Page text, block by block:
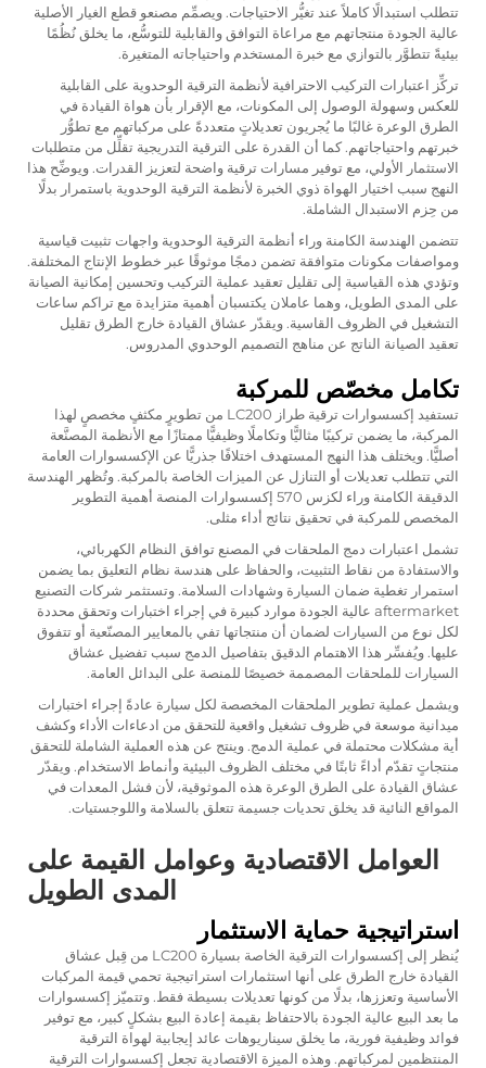
تتطلب استبدالًا كاملاً عند تغيُّر الاحتياجات. ويصمِّم مصنعو قطع الغيار الأصلية
عالية الجودة منتجاتهم مع مراعاة التوافق والقابلية للتوسُّع، ما يخلق نُظُمًا
بيئيةً تتطوَّر بالتوازي مع خبرة المستخدم واحتياجاته المتغيرة.
تركِّز اعتبارات التركيب الاحترافية لأنظمة الترقية الوحدوية على القابلية
للعكس وسهولة الوصول إلى المكونات، مع الإقرار بأن هواة القيادة في
الطرق الوعرة غالبًا ما يُجريون تعديلاتٍ متعددةً على مركباتهم مع تطوُّر
خبرتهم واحتياجاتهم. كما أن القدرة على الترقية التدريجية تقلِّل من متطلبات
الاستثمار الأولي، مع توفير مسارات ترقية واضحة لتعزيز القدرات. ويوضِّح هذا
النهج سبب اختيار الهواة ذوي الخبرة لأنظمة الترقية الوحدوية باستمرار بدلًا
من حِزم الاستبدال الشاملة.
تتضمن الهندسة الكامنة وراء أنظمة الترقية الوحدوية واجهات تثبيت قياسية
ومواصفات مكونات متوافقة تضمن دمجًا موثوقًا عبر خطوط الإنتاج المختلفة.
وتؤدي هذه القياسية إلى تقليل تعقيد عملية التركيب وتحسين إمكانية الصيانة
على المدى الطويل، وهما عاملان يكتسبان أهمية متزايدة مع تراكم ساعات
التشغيل في الظروف القاسية. ويقدّر عشاق القيادة خارج الطرق تقليل
تعقيد الصيانة الناتج عن مناهج التصميم الوحدوي المدروس.
تكامل مخصّص للمركبة
تستفيد إكسسوارات ترقية طراز LC200 من تطويرٍ مكثفٍ مخصصٍ لهذا
المركبة، ما يضمن تركيبًا مثاليًّا وتكاملًا وظيفيًّا ممتازًا مع الأنظمة المصنَّعة
أصليًّا. ويختلف هذا النهج المستهدف اختلافًا جذريًّا عن الإكسسوارات العامة
التي تتطلب تعديلات أو التنازل عن الميزات الخاصة بالمركبة. وتُظهر الهندسة
الدقيقة الكامنة وراء لكزس 570
إكسسوارات المنصة أهمية التطوير
المخصص للمركبة في تحقيق نتائج أداء مثلى.
تشمل اعتبارات دمج الملحقات في المصنع توافق النظام الكهربائي،
والاستفادة من نقاط التثبيت، والحفاظ على هندسة نظام التعليق بما يضمن
استمرار تغطية ضمان السيارة وشهادات السلامة. وتستثمر شركات التصنيع
aftermarket عالية الجودة موارد كبيرة في إجراء اختبارات وتحقق محددة
لكل نوع من السيارات لضمان أن منتجاتها تفي بالمعايير المصنّعية أو تتفوق
عليها. ويُفسِّر هذا الاهتمام الدقيق بتفاصيل الدمج سبب تفضيل عشاق
السيارات للملحقات المصممة خصيصًا للمنصة على البدائل العامة.
ويشمل عملية تطوير الملحقات المخصصة لكل سيارة عادةً إجراء اختبارات
ميدانية موسعة في ظروف تشغيل واقعية للتحقق من ادعاءات الأداء وكشف
أية مشكلات محتملة في عملية الدمج. وينتج عن هذه العملية الشاملة للتحقق
منتجاتٍ تقدّم أداءً ثابتًا في مختلف الظروف البيئية وأنماط الاستخدام. ويقدّر
عشاق القيادة على الطرق الوعرة هذه الموثوقية، لأن فشل المعدات في
المواقع النائية قد يخلق تحديات جسيمة تتعلق بالسلامة واللوجستيات.
العوامل الاقتصادية وعوامل القيمة على
المدى الطويل
استراتيجية حماية الاستثمار
يُنظر إلى إكسسوارات الترقية الخاصة بسيارة LC200 من قِبل عشاق
القيادة خارج الطرق على أنها استثمارات استراتيجية تحمي قيمة المركبات
الأساسية وتعززها، بدلًا من كونها تعديلات بسيطة فقط. وتتميّز إكسسوارات
ما بعد البيع عالية الجودة بالاحتفاظ بقيمة إعادة البيع بشكلٍ كبير، مع توفير
فوائد وظيفية فورية، ما يخلق سيناريوهات عائد إيجابية لهواة الترقية
المنتظمين لمركباتهم. وهذه الميزة الاقتصادية تجعل إكسسوارات الترقية